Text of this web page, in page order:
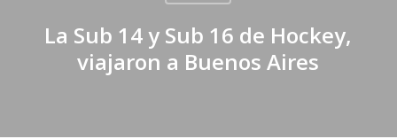
La Sub 14 y Sub 16 de Hockey,
viajaron a Buenos Aires